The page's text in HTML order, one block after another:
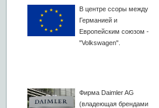
В центре ссоры между
Германией и
Европейским союзом -
"Volkswagen".
Фирма Daimler AG
(владеющая брендами